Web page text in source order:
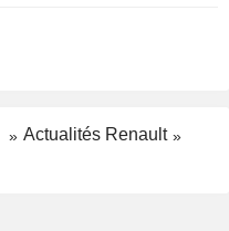
Actualités Renault